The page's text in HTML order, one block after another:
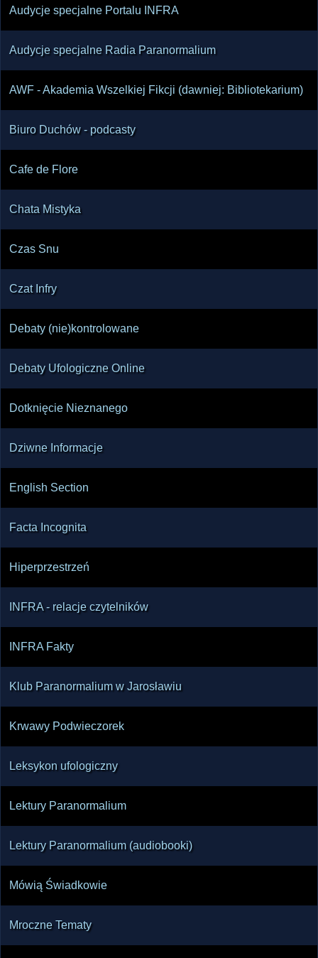
Audycje specjalne Portalu INFRA
Audycje specjalne Radia Paranormalium
AWF - Akademia Wszelkiej Fikcji (dawniej: Bibliotekarium)
Biuro Duchów - podcasty
Cafe de Flore
Chata Mistyka
Czas Snu
Czat Infry
Debaty (nie)kontrolowane
Debaty Ufologiczne Online
Dotknięcie Nieznanego
Dziwne Informacje
English Section
Facta Incognita
Hiperprzestrzeń
INFRA - relacje czytelników
INFRA Fakty
Klub Paranormalium w Jarosławiu
Krwawy Podwieczorek
Leksykon ufologiczny
Lektury Paranormalium
Lektury Paranormalium (audiobooki)
Mówią Świadkowie
Mroczne Tematy